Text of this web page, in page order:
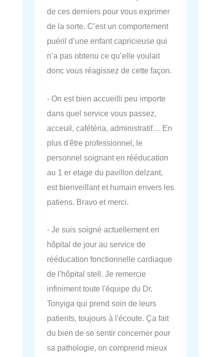
de ces derniers pour vous exprimer
de la sorte. C’est un comportement
puéril d’une enfant capricieuse qui
n’a pas obtenu ce qu’elle voulait
donc vous réagissez de cette façon.
- On est bien accueilli peu importe
dans quel service vous passez,
acceuil, cafétéria, administratif… En
plus d'être professionnel, le
personnel soignant en rééducation
au 1 er etage du pavillon delzant,
est bienveillant et humain envers les
patiens. Bravo et merci.
- Je suis soigné actuellement en
hôpital de jour au service de
rééducation fonctionnelle cardiaque
de l'hôpital stell. Je remercie
infiniment toute l'équipe du Dr.
Tonyiga qui prend soin de leurs
patients, toujours à l'écoute. Ça fait
du bien de se sentir concerner pour
sa pathologie, on comprend mieux